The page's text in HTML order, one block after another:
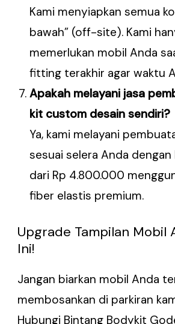
Kami menyiapkan semua
bawah” (off-site). Kami
memerlukan mobil Anda
fitting terakhir agar waktu
Apakah melayani jasa
kit custom desain sendiri?
Ya, kami melayani
sesuai selera Anda dengan
dari Rp 4.800.000
fiber elastis premium.
Upgrade Tampilan Mobil
Ini!
Jangan biarkan mobil Anda
membosankan di parkiran
Hubungi Bintang Bodykit